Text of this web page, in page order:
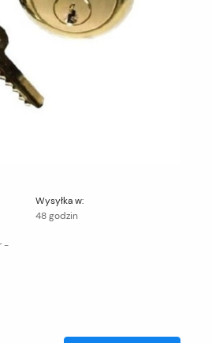
Wysyłka w:
48 godzin
-
kosztów płatności